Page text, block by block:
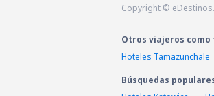
Copyright ©
Otros viajeros como
Hoteles Tamazunchale
Búsquedas